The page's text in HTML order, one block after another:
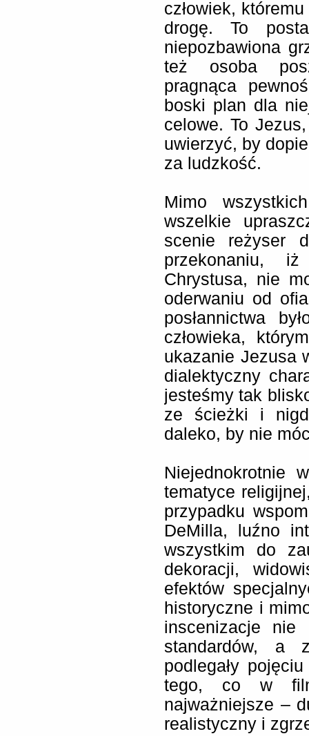
człowiek,
drogę. To
niepozbawiona
też osoba
pragnąca
boski plan dla
celowe. To
uwierzyć, by
za ludzkość.
Mimo
wszelkie
scenie reżyser
przekonaniu,
Chrystusa, nie
oderwaniu od
posłannictwa
człowieka,
ukazanie Jezusa
dialektyczny
jesteśmy tak
ze ścieżki i
daleko, by nie
Niejednokrotnie
tematyce
przypadku
DeMilla, luźno
wszystkim do
dekoracji,
efektów
historyczne i
inscenizacje nie
standardów, a
podlegały
tego, co w
najważniejsze –
realistyczny i